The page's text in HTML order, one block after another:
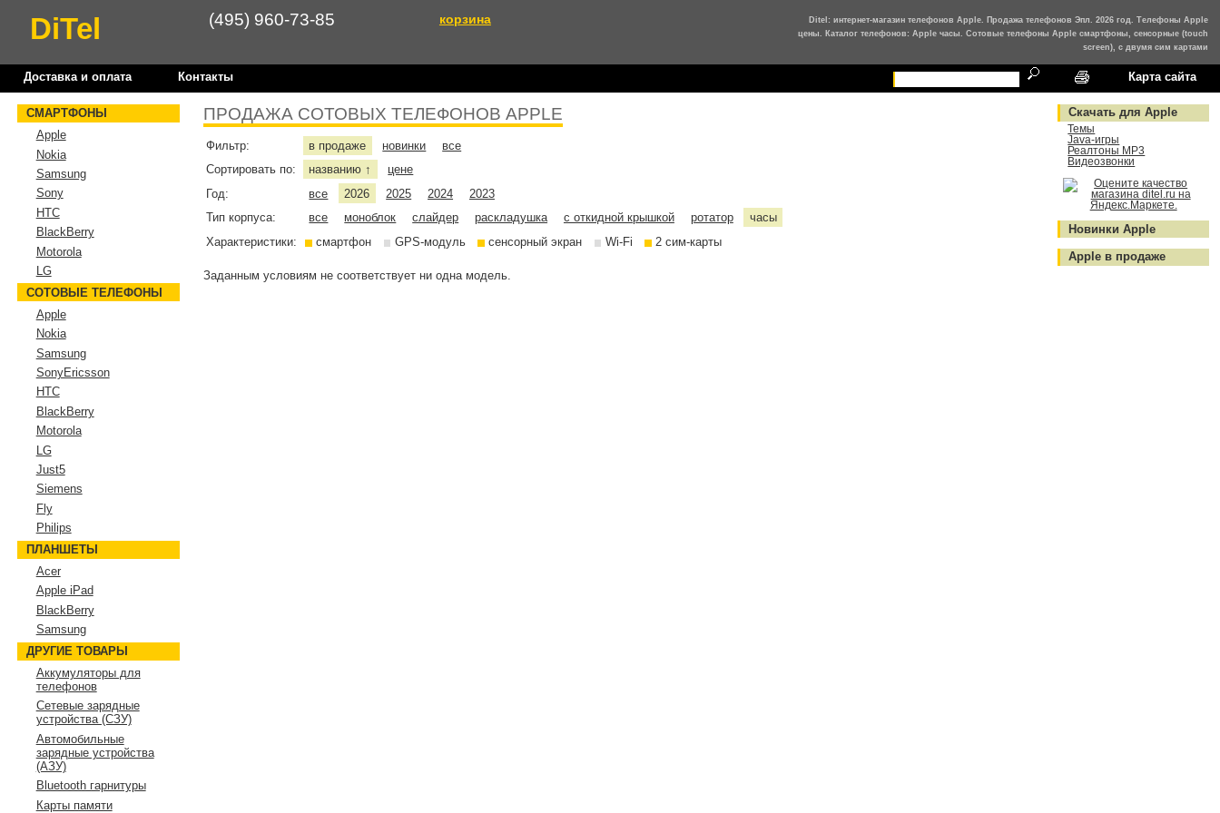
Ditel: интернет-магазин телефонов Apple. Продажа телефонов Эпл. 2026 год. Телефоны Apple
цены. Каталог телефонов: Apple часы. Сотовые телефоны Apple смартфоны, сенсорные (touch
screen), с двумя сим картами
DiTel (495) 960-73-85 корзина
Доставка и оплата Контакты Карта сайта
ПРОДАЖА СОТОВЫХ ТЕЛЕФОНОВ APPLE
Фильтр: в продаже новинки
все
Сортировать по:
названию ↑
цене
Год:
все 2026 2025 2024
2023
Тип корпуса:
все моноблок слайдер раскладушка с откидной крышкой ротатор
часы
Характеристики:
смартфон GPS-модуль сенсорный экран Wi-Fi 2 сим-карты
Заданным условиям не соответствует ни одна модель.
Скачать для Apple
Темы
Java-игры
Реалтоны MP3
Видеозвонки
Новинки Apple
Apple в продаже
СМАРТФОНЫ
Apple
Nokia
Samsung
Sony
HTC
BlackBerry
Motorola
LG
СОТОВЫЕ ТЕЛЕФОНЫ
Apple
Nokia
Samsung
SonyEricsson
HTC
BlackBerry
Motorola
LG
Just5
Siemens
Fly
Philips
ПЛАНШЕТЫ
Acer
Apple iPad
BlackBerry
Samsung
ДРУГИЕ ТОВАРЫ
Аккумуляторы для
телефонов
Сетевые зарядные
устройства (СЗУ)
Автомобильные
зарядные устройства
(АЗУ)
Bluetooth гарнитуры
Карты памяти